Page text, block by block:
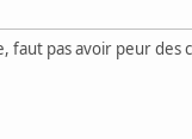
faut pas avoir peur des